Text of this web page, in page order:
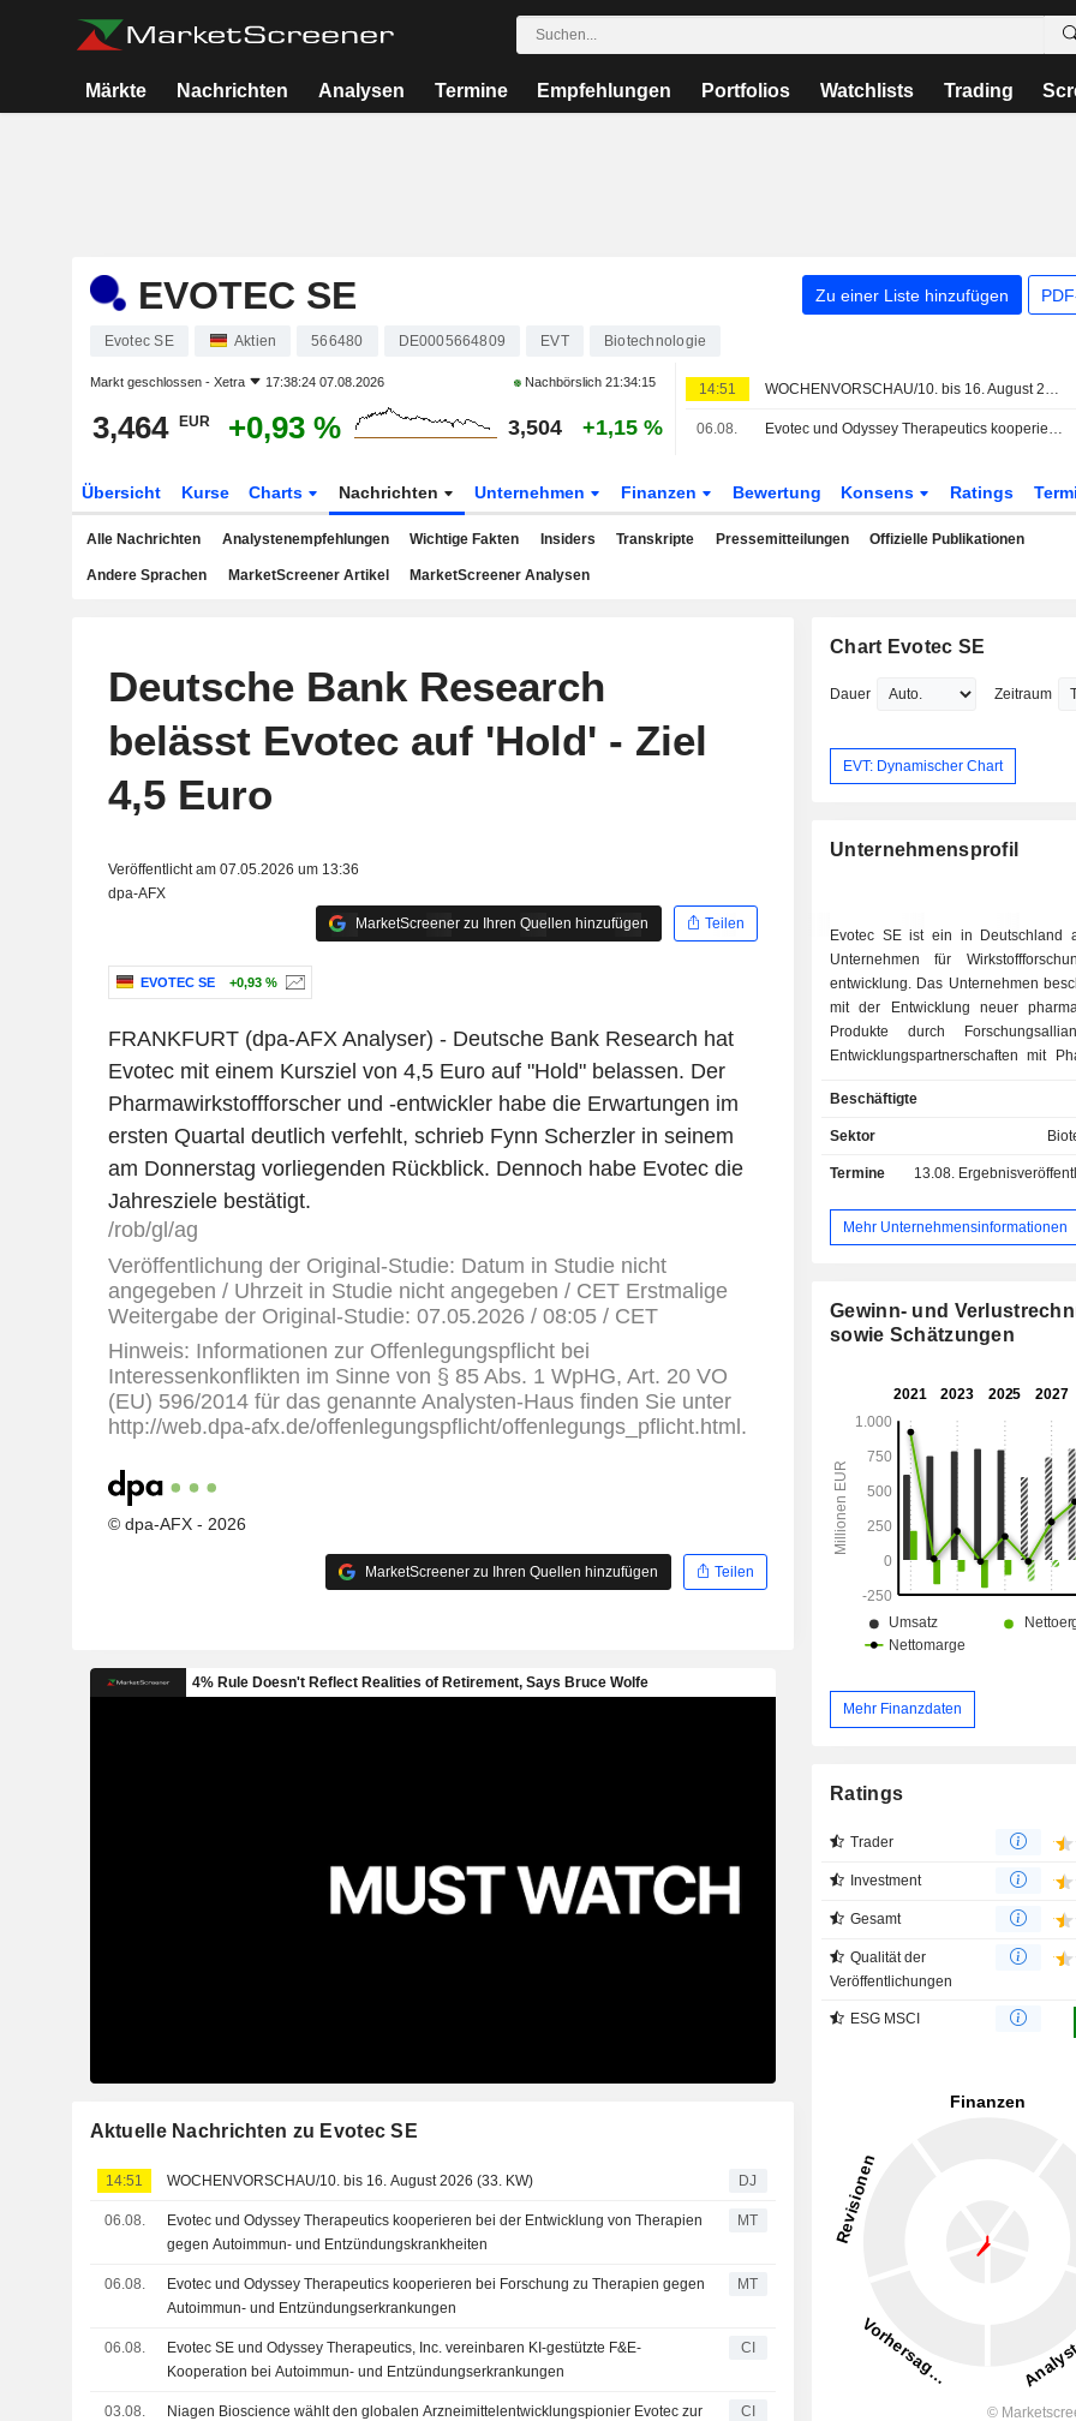
Märkte Nachrichten Analysen Termine Empfehlungen Portfolios Watchlists Trading
EVOTEC SE Zu einer Liste hinzufügen
Evotec SE Aktien 566480 DE0005664809 EVT Biotechnologie
Markt geschlossen - Xetra 17:38:24 07.08.2026 Nachbörslich21:34:15
3,464 EUR +0,93 % 3,504 +1,15 %
14:51 WOCHENVORSCHAU/10. bis 16. August 2026 (33. KW)
06.08. Evotec und Odyssey Therapeutics kooperieren bei der Entwicklung von Therapien gegen Autoimmun- und Entzündungskrankheiten
Übersicht Kurse Charts Nachrichten Unternehmen Finanzen Bewertung Konsens Ratings
Alle Nachrichten Analystenempfehlungen Wichtige Fakten Insiders Transkripte Pressemitteilungen Offizielle Publikationen
Andere Sprachen MarketScreener Artikel MarketScreener Analysen
Deutsche Bank Research
belässt Evotec auf 'Hold' - Ziel
4,5 Euro
Veröffentlicht am 07.05.2026 um 13:36
dpa-AFX
MarketScreener zu Ihren Quellen hinzufügen
Teilen
EVOTEC SE +0,93 %
FRANKFURT (dpa-AFX Analyser) - Deutsche Bank Research hat
Evotec mit einem Kursziel von 4,5 Euro auf "Hold" belassen. Der
Pharmawirkstoffforscher und -entwickler habe die Erwartungen im
ersten Quartal deutlich verfehlt, schrieb Fynn Scherzler in seinem
am Donnerstag vorliegenden Rückblick. Dennoch habe Evotec die
Jahresziele bestätigt.
/rob/gl/ag
Veröffentlichung der Original-Studie: Datum in Studie nicht
angegeben / Uhrzeit in Studie nicht angegeben / CET Erstmalige
Weitergabe der Original-Studie: 07.05.2026 / 08:05 / CET
Hinweis: Informationen zur Offenlegungspflicht bei
Interessenkonflikten im Sinne von § 85 Abs. 1 WpHG, Art. 20 VO
(EU) 596/2014 für das genannte Analysten-Haus finden Sie unter
http://web.dpa-afx.de/offenlegungspflicht/offenlegungs_pflicht.html.
© dpa-AFX - 2026
MarketScreener zu Ihren Quellen hinzufügen Teilen
Aktuelle Nachrichten zu Evotec SE
14:51 WOCHENVORSCHAU/10. bis 16. August 2026 (33. KW) DJ
06.08.
Evotec und Odyssey Therapeutics kooperieren bei der Entwicklung von Therapien
gegen Autoimmun- und Entzündungskrankheiten
MT
06.08.
Evotec und Odyssey Therapeutics kooperieren bei Forschung zu Therapien gegen
Autoimmun- und Entzündungserkrankungen
MT
06.08.
Evotec SE und Odyssey Therapeutics, Inc. vereinbaren KI-gestützte F&E-
Kooperation bei Autoimmun- und Entzündungserkrankungen
CI
03.08.
Niagen Bioscience wählt den globalen Arzneimittelentwicklungspionier Evotec zur
CI
Chart Evotec SE
Dauer Zeitraum
EVT: Dynamischer Chart
Unternehmensprofil
Evotec SE ist ein in Deutschland
Unternehmen für
entwicklung. Das Unternehmen
mit der Entwicklung neuer
Produkte durch
Entwicklungspartnerschaften mit
Einrichtungen,
Risikokapitalgesellschaften. Die
Honorarverträgen,
Entwicklungspartnerschaften,
darunter Neurowissenschaften,
Komplikationen bei Diabetes,
Infektionskrankheiten,
und Fibrose. Die Pipeline von
umfasst eine Reihe von
darunter ZNS-Schlafstörungen,
Husten, Immunologie und
Frauengesundheit, Endometriose,
dermatologische Erkrankungen,
Erkrankungen und antivirale
einige zu nennen.
Beschäftigte
Sektor
Termine 13.08.
Mehr Unternehmensinformationen
Gewinn- und
sowie Schätzungen
Mehr Finanzdaten
Ratings
Trader
Investment
Gesamt
Qualität der
Veröffentlichungen
ESG MSCI